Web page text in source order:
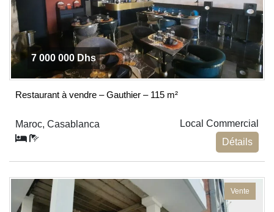
7 000 000 Dhs
Restaurant à vendre – Gauthier – 115 m²
Maroc, Casablanca
Local Commercial
Détails
Vente